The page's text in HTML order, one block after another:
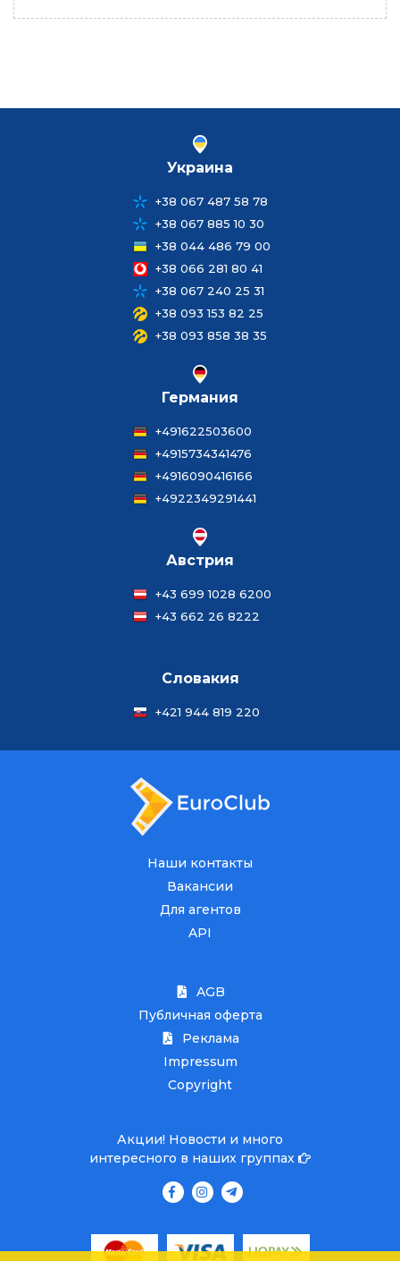
Украина
+38 067 487 58 78
+38 067 885 10 30
+38 044 486 79 00
+38 066 281 80 41
+38 067 240 25 31
+38 093 153 82 25
+38 093 858 38 35
Германия
+491622503600
+4915734341476
+4916090416166
+4922349291441
Австрия
+43 699 1028 6200
+43 662 26 8222
Словакия
+421 944 819 220
Наши контакты
Вакансии
Для агентов
API
AGB
Публичная оферта
Реклама
Impressum
Copyright
Акции! Новости и много
интересного в наших группах